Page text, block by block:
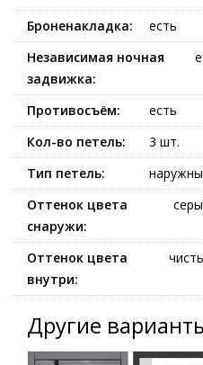
Броненакладка:
есть
Независимая ночная
задвижка:
Противосъём:
есть
Кол-во петель:
3 шт.
Тип петель:
Оттенок цвета
снаружи:
Оттенок цвета
внутри:
Другие